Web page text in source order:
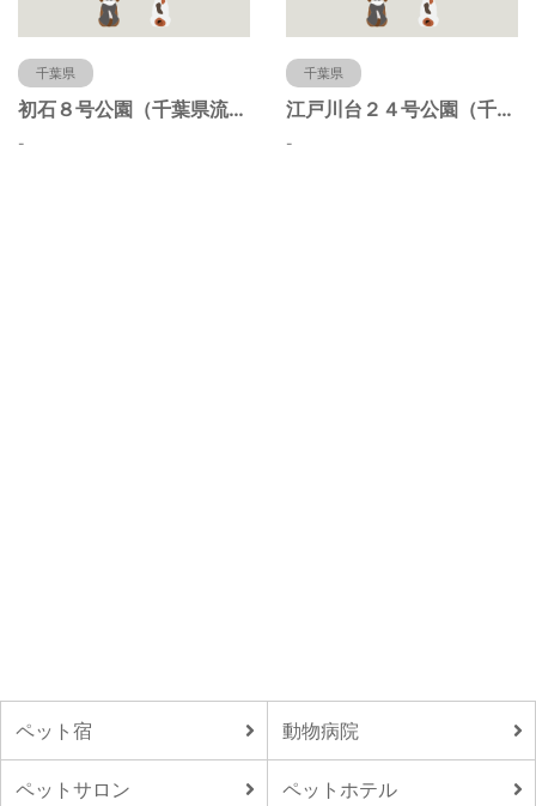
千葉県
初石８号公園（千葉県流山市）
-
千葉県
江戸川台２４号公園（千葉県流山市）
-
ペット宿 動物病院
ペットサロン ペットホテル